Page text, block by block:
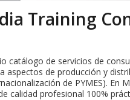
Training
catálogo de servicios de
aspectos de producción y
de PYMES). En
calidad profesional 100%